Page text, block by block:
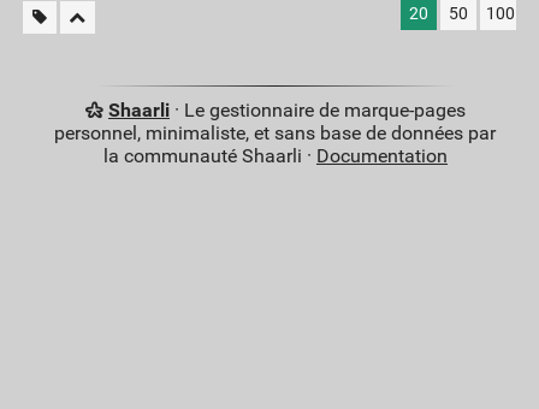
20 50 100
Shaarli· Le gestionnaire de marque-pages
personnel, minimaliste, et sans base de données par
la communauté Shaarli · Documentation